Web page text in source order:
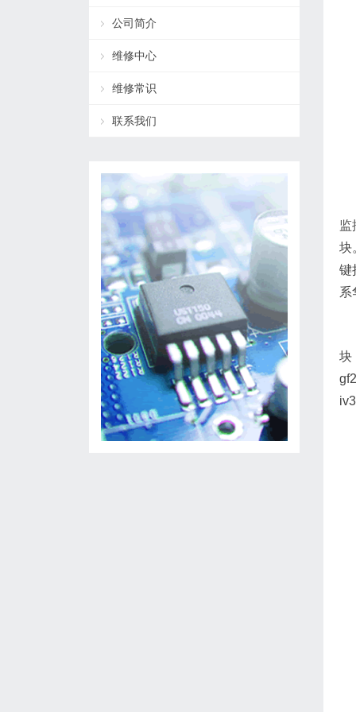
监
块
键
系
块
公司简介
维修中心
维修常识
联系我们